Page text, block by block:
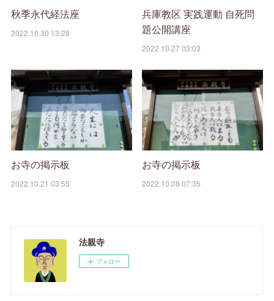
秋季永代経法座
2022.10.30 13:28
兵庫教区 実践運動 自死問
題公開講座
2022.10.27 03:03
お寺の掲示板
2022.10.21 03:55
お寺の掲示板
2022.10.08 07:35
法親寺
フォロー